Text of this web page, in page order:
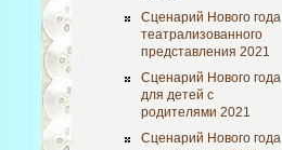
Сценарий Нового года
театрализованного
представления 2021
Сценарий Нового года
для детей с
родителями 2021
Сценарий Нового года